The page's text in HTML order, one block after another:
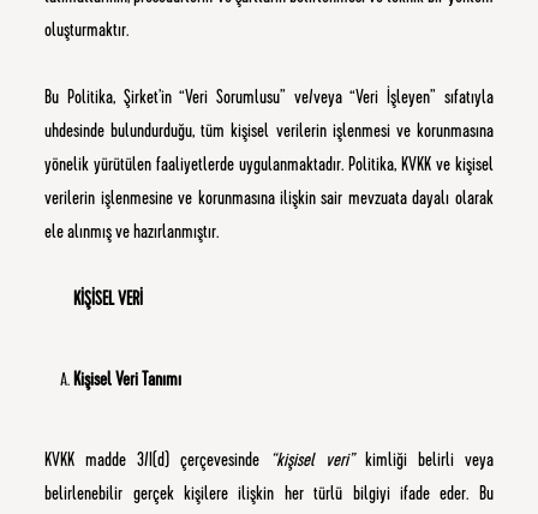
oluşturmaktır.
Bu Politika, Şirket’in “Veri Sorumlusu” ve/veya “Veri İşleyen” sıfatıyla
uhdesinde bulundurduğu, tüm kişisel verilerin işlenmesi ve korunmasına
yönelik yürütülen faaliyetlerde uygulanmaktadır. Politika, KVKK ve kişisel
verilerin işlenmesine ve korunmasına ilişkin sair mevzuata dayalı olarak
ele alınmış ve hazırlanmıştır.
KİŞİSEL VERİ
Kişisel Veri Tanımı
KVKK madde 3/I(d) çerçevesinde “kişisel veri”kimliği belirli veya
belirlenebilir gerçek kişilere ilişkin her türlü bilgiyi ifade eder. Bu